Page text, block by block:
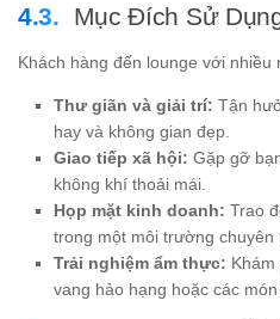
Mục Đích Sử
Khách hàng đến lounge với nhiều
Thư giãn và giải trí: Tận
hay và không gian đẹp.
Giao tiếp xã hội: Gặp gỡ
không khí thoải mái.
Họp mặt kinh doanh: Trao
trong một môi trường chuyên
Trải nghiệm ẩm thực:
vang hảo hạng hoặc các món